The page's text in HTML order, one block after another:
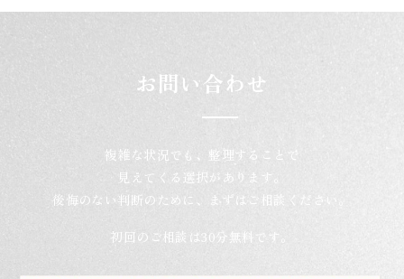
お問い合わせ
複雑な状況でも、整理することで
見えてくる選択があります。
後悔のない判断のために、まずはご相談ください。
初回のご相談は30分無料です。